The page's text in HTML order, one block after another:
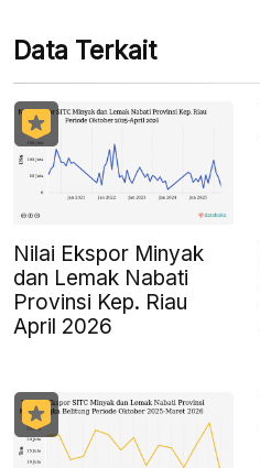
Data Terkait
Nilai Ekspor Minyak
dan Lemak Nabati
Provinsi Kep. Riau
April 2026